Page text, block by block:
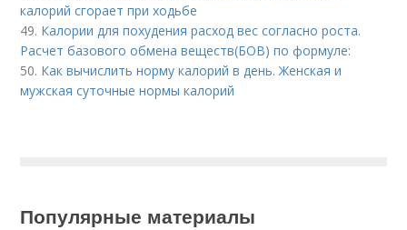
калорий сгорает при ходьбе
49. Калории для похудения расход вес согласно роста.
Расчет базового обмена веществ(БОВ) по формуле:
50. Как вычислить норму калорий в день. Женская и
мужская суточные нормы калорий
Популярные материалы